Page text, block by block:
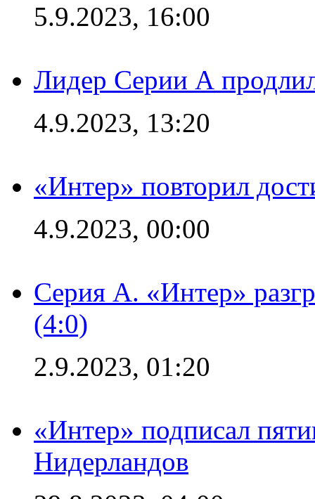
5.9.2023, 16:00
Лидер Серии А
4.9.2023, 13:20
«Интер» повторил
4.9.2023, 00:00
Серия А. «Интер»
(4:0)
2.9.2023, 01:20
«Интер» подписал
Нидерландов